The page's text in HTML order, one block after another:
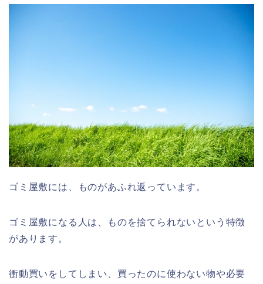
ゴミ屋敷には、ものがあふれ返っています。
ゴミ屋敷になる人は、ものを捨てられないという特徴
があります。
衝動買いをしてしまい、買ったのに使わない物や必要